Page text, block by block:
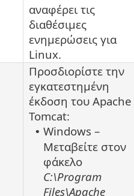
αναφέρει τις
διαθέσιμες
ενημερώσεις για
Linux.
Προσδιορίστε την
εγκατεστημένη
έκδοση του Apache
Tomcat:
• Windows –
Μεταβείτε στον
φάκελο
C:\Program
Files\Apache